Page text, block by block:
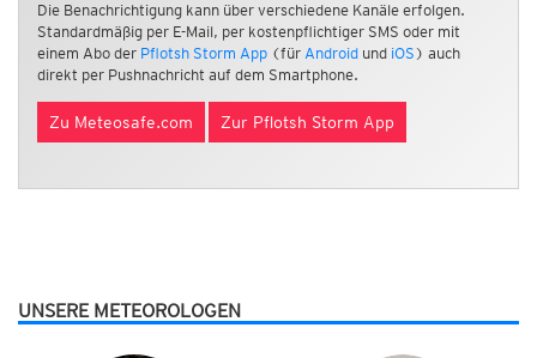
Die Benachrichtigung kann über verschiedene Kanäle erfolgen.
Standardmäßig per E-Mail, per kostenpflichtiger SMS oder mit
einem Abo der Pflotsh Storm App (für Android und iOS ) auch
direkt per Pushnachricht auf dem Smartphone.
Zu Meteosafe.com Zur Pflotsh Storm App
UNSERE METEOROLOGEN